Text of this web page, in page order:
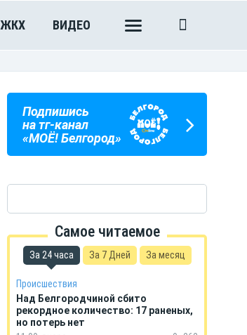
ЖКХ ВИДЕО
Подпишись
на тг-канал
«МОЁ! Белгород»
ПОГОДА
В БЕЛГОРОДЕ
ГОРОСКОП
НА КАЖДЫЙ ДЕНЬ
Самое читаемое
За 24 часа За 7 Дней За месяц
Происшествия
Над Белгородчиной сбито
рекордное количество: 17 раненых,
но потерь нет